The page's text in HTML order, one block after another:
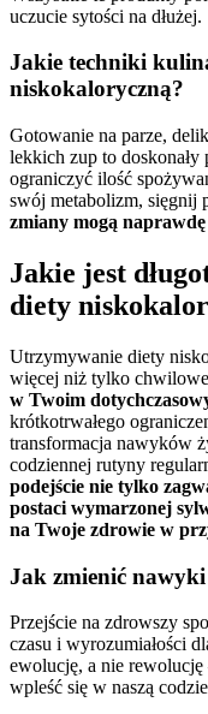
uczucie sytości na dłużej.
Jakie techniki
niskokaloryczną?
Gotowanie na parze,
lekkich zup to doskonały
ograniczyć ilość
swój metabolizm, sięgnij
zmiany mogą
Jakie jest
diety
Utrzymywanie diety
więcej niż tylko
w Twoim
krótkotrwałego
transformacja nawyków
codziennej rutyny
podejście nie tylko
postaci wymarzonej
na Twoje zdrowie w
Jak zmienić
Przejście na zdrowszy
czasu i wyrozumiałości
ewolucję, a nie
wpleść się w naszą